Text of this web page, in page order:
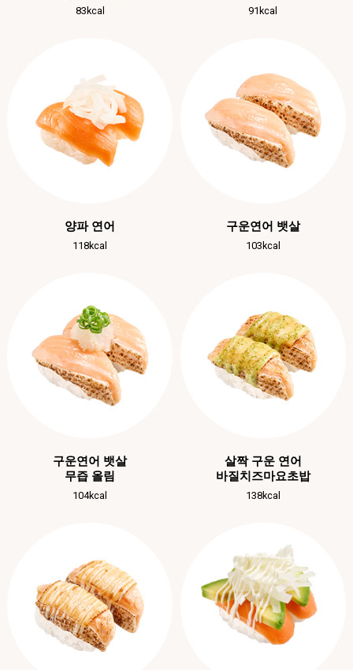
83kcal 91kcal
양파 연어
118kcal
구운연어 뱃살
103kcal
구운연어 뱃살
무즙 올림
104kcal
살짝 구운 연어
바질치즈마요초밥
138kcal